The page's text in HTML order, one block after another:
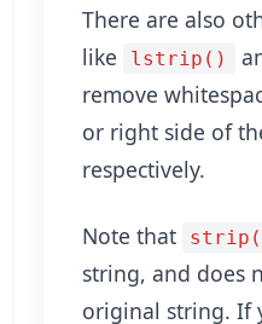
There are also
like
lstrip()
remove
or right side of
respectively.
Note that
string, and does
original string. If